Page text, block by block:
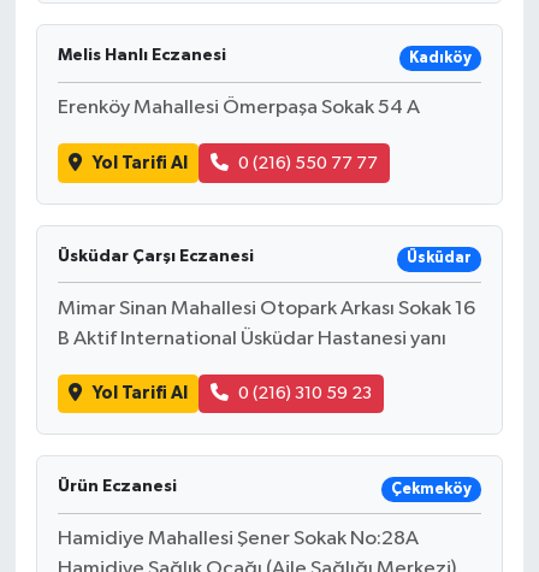
Melis Hanlı Eczanesi Kadıköy
Erenköy Mahallesi Ömerpaşa Sokak 54 A
Yol Tarifi Al 0 (216) 550 77 77
Üsküdar Çarşı Eczanesi Üsküdar
Mimar Sinan Mahallesi Otopark Arkası Sokak 16
B Aktif International Üsküdar Hastanesi yanı
Yol Tarifi Al 0 (216) 310 59 23
Ürün Eczanesi Çekmeköy
Hamidiye Mahallesi Şener Sokak No:28A